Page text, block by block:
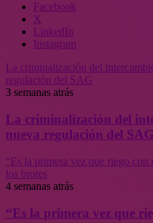
Facebook
X
LinkedIn
Instagram
La criminalización del
regulación del SAG
3 semanas atrás
La criminalización del
nueva regulación del SAG
“Es la primera vez que riego con
los brotes
4 semanas atrás
“Es la primera vez que